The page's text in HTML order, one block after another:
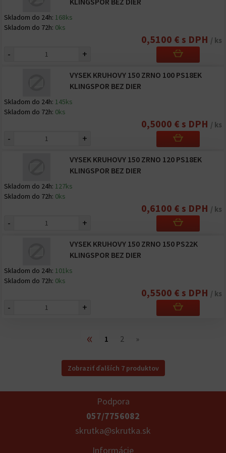
Skladom do 24h: 168ks
Skladom do 72h: 0ks
0,5100 € s DPH / ks
- +
VYSEK KRUHOVY 150 ZRNO 100 PS18EK
KLINGSPOR BEZ DIER
Skladom do 24h: 145ks
Skladom do 72h: 0ks
0,5000 € s DPH / ks
- +
VYSEK KRUHOVY 150 ZRNO 120 PS18EK
KLINGSPOR BEZ DIER
Skladom do 24h: 127ks
Skladom do 72h: 0ks
0,6100 € s DPH / ks
- +
VYSEK KRUHOVY 150 ZRNO 150 PS22K
KLINGSPOR BEZ DIER
Skladom do 24h: 101ks
Skladom do 72h: 0ks
0,5500 € s DPH / ks
- +
« 1 2 »
Zobraziť ďalších 7 produktov
Podpora
057/7756082
skrutka@skrutka.sk
Informácie